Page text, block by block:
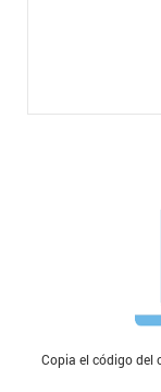
Copia el código del